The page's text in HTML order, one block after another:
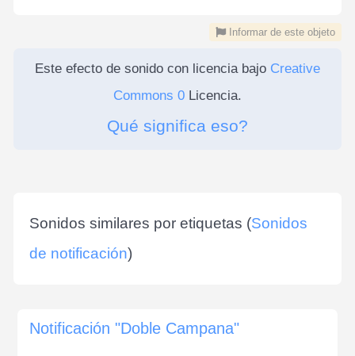
Informar de este objeto
Este efecto de sonido con licencia bajo Creative
Commons 0 Licencia.
Qué significa eso?
Sonidos similares por etiquetas (Sonidos
de notificación)
Notificación "Doble Campana"